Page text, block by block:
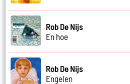
Rob De Nijs
En hoe
Rob De Nijs
Engelen